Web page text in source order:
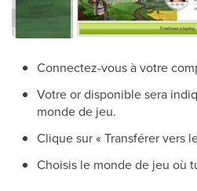
Connectez-vous à votre
Votre or disponible sera
monde de jeu.
Clique sur « Transférer vers
Choisis le monde de jeu où